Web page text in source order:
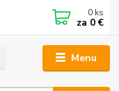
Menu
0 ks
za 0 €